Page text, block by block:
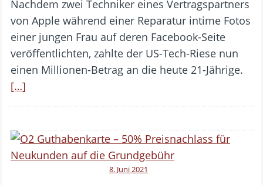
Nachdem zwei Techniker eines Vertragspartners
von Apple während einer Reparatur intime Fotos
einer jungen Frau auf deren Facebook-Seite
veröffentlichten, zahlte der US-Tech-Riese nun
einen Millionen-Betrag an die heute 21-Jährige.
[…]
8. Juni 2021